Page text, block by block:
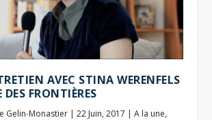
AVEC STINA WERENFELS
FRONTIÈRES
Gelin-Monastier |22 Juin, 2017 |A la une,